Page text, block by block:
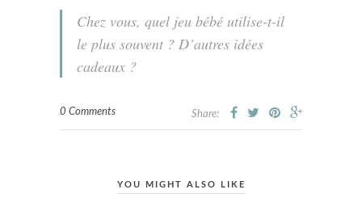
Chez vous, quel jeu bébé utilise-t-il
le plus souvent ? D’autres idées
cadeaux ?
0 Comments Share:
YOU MIGHT ALSO LIKE